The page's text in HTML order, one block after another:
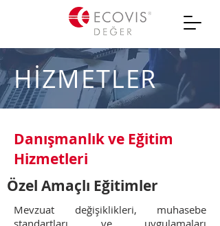
HİZMETLER
Danışmanlık ve Eğitim
Hizmetleri
Mevzuat değişiklikleri, muhasebe
standartları ve uygulamaları
Özel Amaçlı Eğitimler